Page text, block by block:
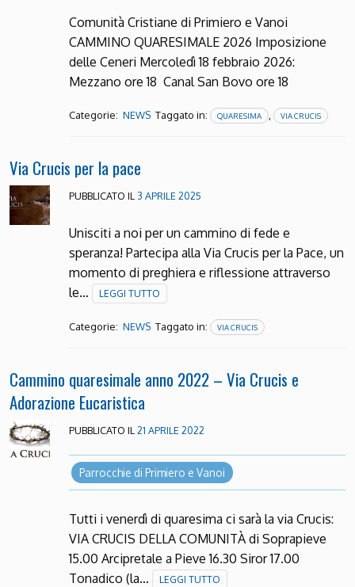
Comunità Cristiane di Primiero e Vanoi
CAMMINO QUARESIMALE 2026 Imposizione
delle Ceneri Mercoledì 18 febbraio 2026:
Mezzano ore 18 Canal San Bovo ore 18
Categorie: NEWS Taggato in: QUARESIMA , VIA CRUCIS
Via Crucis per la pace
PUBBLICATO IL 3 APRILE 2025
Unisciti a noi per un cammino di fede e
speranza! Partecipa alla Via Crucis per la Pace, un
momento di preghiera e riflessione attraverso
le…
LEGGI TUTTO
Categorie: NEWS Taggato in: VIA CRUCIS
Cammino quaresimale anno 2022 – Via Crucis e
Adorazione Eucaristica
PUBBLICATO IL 21 APRILE 2022
Parrocchie di Primiero e Vanoi
Tutti i venerdì di quaresima ci sarà la via Crucis:
VIA CRUCIS DELLA COMUNITÀ di Soprapieve
15.00 Arcipretale a Pieve 16.30 Siror 17.00
Tonadico (la…
LEGGI TUTTO